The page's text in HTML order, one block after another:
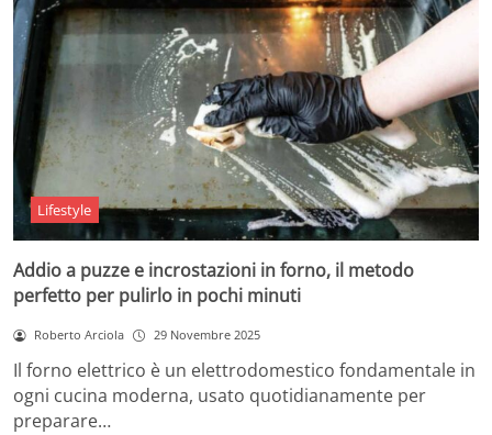
Lifestyle
Addio a puzze e incrostazioni in forno, il metodo
perfetto per pulirlo in pochi minuti
Roberto Arciola 29 Novembre 2025
Il forno elettrico è un elettrodomestico fondamentale in
ogni cucina moderna, usato quotidianamente per
preparare…